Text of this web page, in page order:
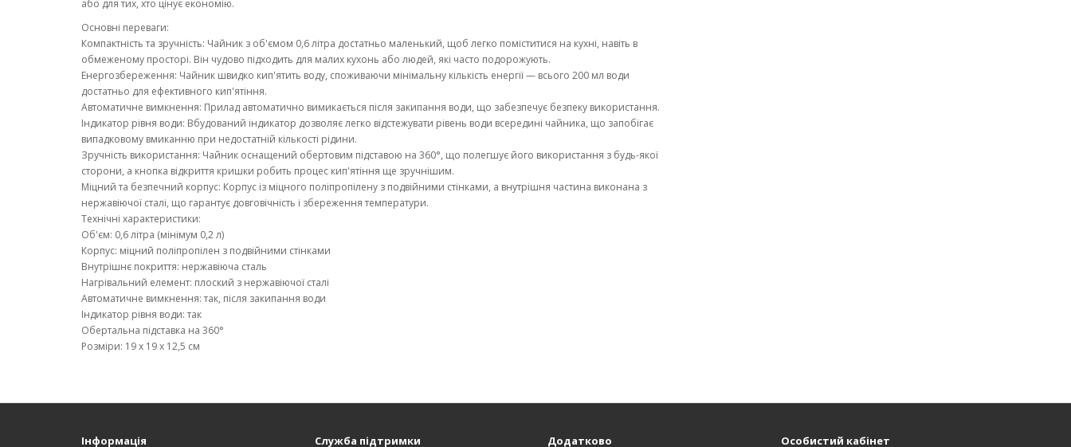
або для тих, хто цінує економію.
Основні переваги:
Компактність та зручність: Чайник з об'ємом 0,6 літра достатньо маленький, щоб легко поміститися на кухні, навіть в
обмеженому просторі. Він чудово підходить для малих кухонь або людей, які часто подорожують.
Енергозбереження: Чайник швидко кип'ятить воду, споживаючи мінімальну кількість енергії — всього 200 мл води
достатньо для ефективного кип'ятіння.
Автоматичне вимкнення: Прилад автоматично вимикається після закипання води, що забезпечує безпеку використання.
Індикатор рівня води: Вбудований індикатор дозволяє легко відстежувати рівень води всередині чайника, що запобігає
випадковому вмиканню при недостатній кількості рідини.
Зручність використання: Чайник оснащений обертовим підставою на 360°, що полегшує його використання з будь-якої
сторони, а кнопка відкриття кришки робить процес кип'ятіння ще зручнішим.
Міцний та безпечний корпус: Корпус із міцного поліпропілену з подвійними стінками, а внутрішня частина виконана з
нержавіючої сталі, що гарантує довговічність і збереження температури.
Технічні характеристики:
Об'єм: 0,6 літра (мінімум 0,2 л)
Корпус: міцний поліпропілен з подвійними стінками
Внутрішнє покриття: нержавіюча сталь
Нагрівальний елемент: плоский з нержавіючої сталі
Автоматичне вимкнення: так, після закипання води
Індикатор рівня води: так
Обертальна підставка на 360°
Розміри: 19 х 19 х 12,5 см
Інформація Служба підтримки Додатково Особистий кабінет